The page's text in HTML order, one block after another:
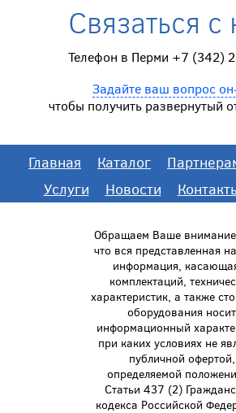
Связаться с
Телефон в Перми +7 (342)
Задайте ваш вопрос
чтобы получить развернутый
Главная Каталог
Услуги
Новости
Обращаем Ваше
что вся представленная
информация,
комплектаций,
характеристик, а также
оборудования носит
информационный
при каких условиях не
публичной офертой,
определяемой
Статьи 437 (2)
кодекса Российской